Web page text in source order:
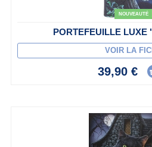
NOUVEAUTÉ
PORTEFEUILLE LUXE
VOIR LA
39,90 €